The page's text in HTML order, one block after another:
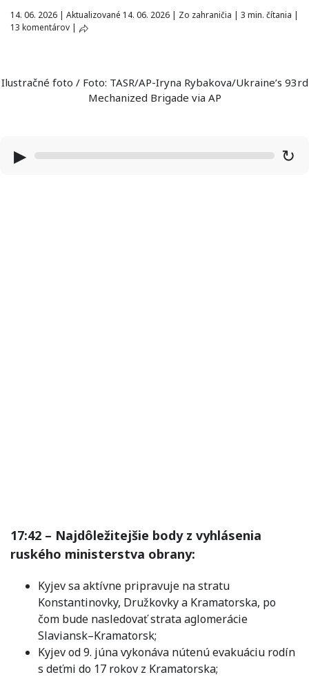
14. 06. 2026 | Aktualizované 14. 06. 2026 | Zo zahraničia | 3 min. čítania |
13 komentárov |
Ilustračné foto / Foto: TASR/AP-Iryna Rybakova/Ukraine’s 93rd
Mechanized Brigade via AP
▶ ↻
17:42 – Najdôležitejšie body z vyhlásenia
ruského ministerstva obrany:
Kyjev sa aktívne pripravuje na stratu
Konstantinovky, Družkovky a Kramatorska, po
čom bude nasledovať strata aglomerácie
Slaviansk–Kramatorsk;
Kyjev od 9. júna vykonáva nútenú evakuáciu rodín
s deťmi do 17 rokov z Kramatorska;